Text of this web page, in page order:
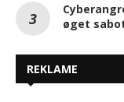
øget
REKLAME